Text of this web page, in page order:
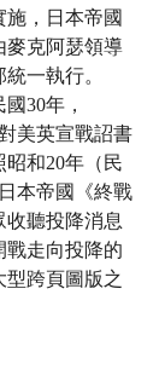
，日本帝國
麥克阿瑟領導
一執行。
30年，
美英宣戰詔書
昭和20年（民
本帝國《終戰
聽投降消息
戰走向投降的
型跨頁圖版之